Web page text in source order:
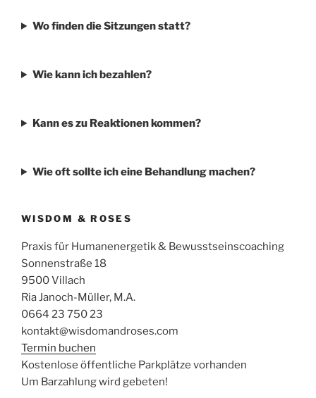
Wo finden die Sitzungen statt?
Wie kann ich bezahlen?
Kann es zu Reaktionen kommen?
Wie oft sollte ich eine Behandlung machen?
WISDOM & ROSES
Praxis für Humanenergetik & Bewusstseinscoaching
Sonnenstraße 18
9500 Villach
Ria Janoch-Müller, M.A.
0664 23 750 23
kontakt@wisdomandroses.com
Termin buchen
Kostenlose öffentliche Parkplätze vorhanden
Um Barzahlung wird gebeten!